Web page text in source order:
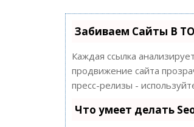
Забиваем Сайты В
Каждая ссылка
продвижение сайта
пресс-релизы -
Что умеет делать